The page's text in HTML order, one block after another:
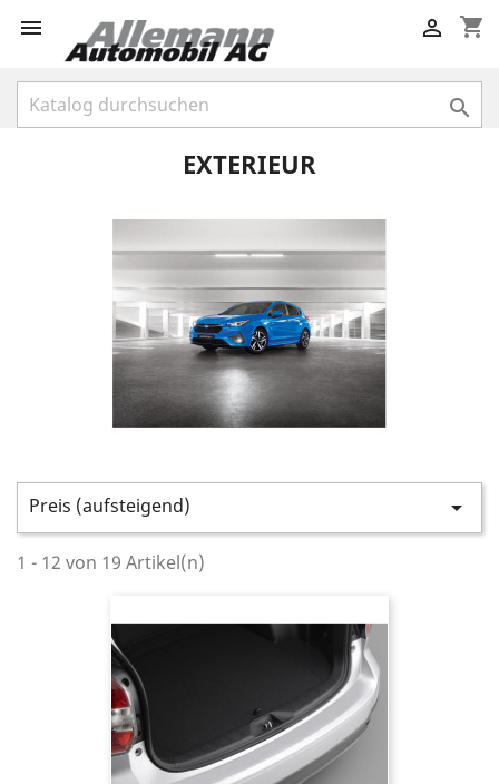
 shopping_cart


EXTERIEUR
Preis (aufsteigend) 
1 - 12 von 19 Artikel(n)